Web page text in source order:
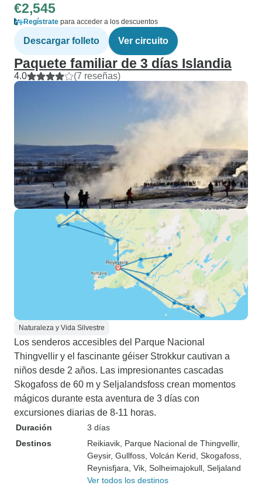
€2,545
Regístrate para acceder a los descuentos
Descargar folleto Ver circuito
Paquete familiar de 3 días Islandia
4.0 (7 reseñas)
Naturaleza y Vida Silvestre
Los senderos accesibles del Parque Nacional
Thingvellir y el fascinante géiser Strokkur cautivan a
niños desde 2 años. Las impresionantes cascadas
Skogafoss de 60 m y Seljalandsfoss crean momentos
mágicos durante esta aventura de 3 días con
excursiones diarias de 8-11 horas.
Duración
3 días
Destinos
Reikiavik , Parque Nacional de Thingvellir,
Geysir, Gullfoss , Volcán Kerid , Skogafoss
Reynisfjara , Vik , Solheimajokull , Seljaland
Ver todos los destinos